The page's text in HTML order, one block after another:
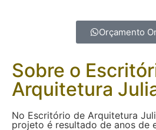
Orçamento
Sobre o
Arquitetura
No Escritório de Arquitetura
projeto é resultado de anos de